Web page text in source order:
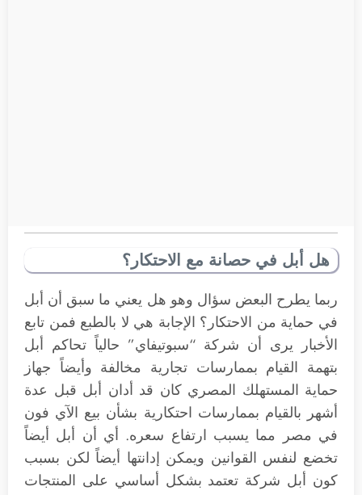
هل أبل في حصانة مع الاحتكار؟
ربما يطرح البعض سؤال وهو هل يعني ما سبق أن أبل
في حماية من الاحتكار؟ الإجابة هي لا بالطبع فمن تابع
الأخبار يرى أن شركة “سبوتيفاي” حالياً تحاكم أبل
بتهمة القيام بممارسات تجارية مخالفة وأيضاً جهاز
حماية المستهلك المصري كان قد أدان أبل قبل عدة
أشهر بالقيام بممارسات احتكارية بشأن بيع الآي فون
في مصر مما يسبب ارتفاع سعره. أي أن أبل أيضاً
تخضع لنفس القوانين ويمكن إدانتها أيضاً لكن بسبب
كون أبل شركة تعتمد بشكل أساسي على المنتجات